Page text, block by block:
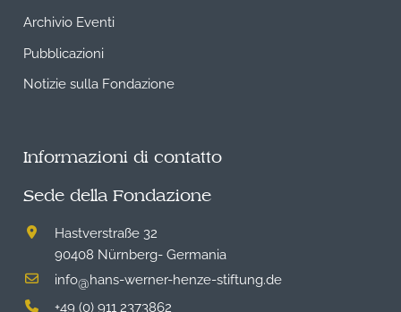
Archivio Eventi
Pubblicazioni
Notizie sulla Fondazione
Informazioni di contatto
Sede della Fondazione
Hastverstraße 32
90408 Nürnberg- Germania
info@hans-werner-henze-stiftung.de
+49 (0) 911 2373862